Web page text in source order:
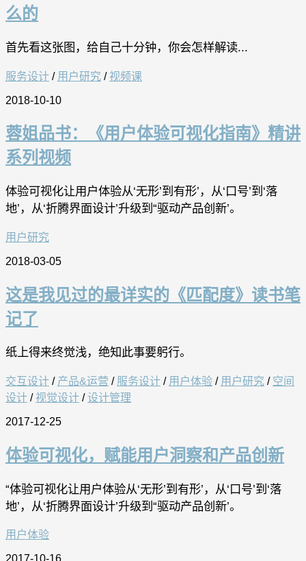
么的
首先看这张图，给自己十分钟，你会怎样解读...
服务设计 / 用户研究 / 视频课
2018-10-10
蓉姐品书：《用户体验可视化指南》精讲
系列视频
体验可视化让用户体验从‘无形’到有形’，从‘口号’到‘落
地’，从‘折腾界面设计’升级到“驱动产品创新’。
用户研究
2018-03-05
这是我见过的最详实的《匹配度》读书笔
记了
纸上得来终觉浅，绝知此事要躬行。
交互设计 / 产品&运营 / 服务设计 / 用户体验 / 用户研究 / 空间
设计 / 视觉设计 /设计管理
2017-12-25
体验可视化，赋能用户洞察和产品创新
“体验可视化让用户体验从‘无形’到有形’，从‘口号’到‘落
地’，从‘折腾界面设计’升级到“驱动产品创新’。
用户体验
2017-10-16